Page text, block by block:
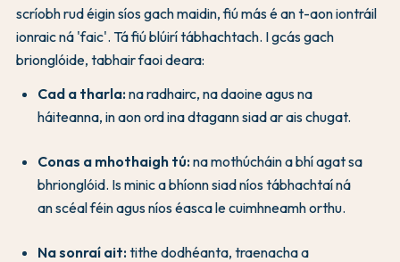
scríobh rud éigin síos gach maidin, fiú más é an t-aon iontráil
ionraic ná 'faic'. Tá fiú blúirí tábhachtach. I gcás gach
brionglóide, tabhair faoi deara:
Cad a tharla:na radhairc, na daoine agus na
háiteanna, in aon ord ina dtagann siad ar ais chugat.
Conas a mhothaigh tú:na mothúcháin a bhí agat sa
bhrionglóid. Is minic a bhíonn siad níos tábhachtaí ná
an scéal féin agus níos éasca le cuimhneamh orthu.
Na sonraí ait:tithe dodhéanta, traenacha a